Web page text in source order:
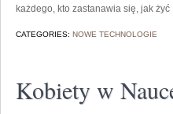
każdego, kto zastanawia się, jak żyć
CATEGORIES: NOWE TECHNOLOGIE
Kobiety w